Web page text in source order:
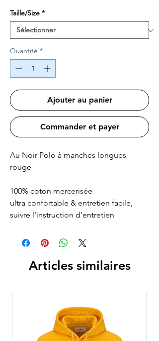
Taille/Size *
Quantité *
Ajouter au panier
Commander et payer
Au Noir Polo à manches longues
rouge
100% coton mercerisée
ultra confortable & entretien facile,
suivre l'instruction d'entretien
Articles similaires